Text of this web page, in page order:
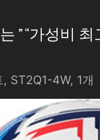
” “가성비
ST2Q1-4W, 1개